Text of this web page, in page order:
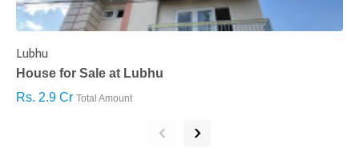
Lubhu
House for Sale at Lubhu
Rs. 2.9 Cr Total Amount
‹ ›